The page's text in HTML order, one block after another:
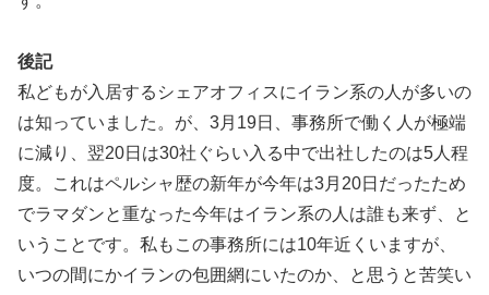
後記
私どもが入居するシェアオフィスにイラン系の人が多いの
は知っていました。が、3月19日、事務所で働く人が極端
に減り、翌20日は30社ぐらい入る中で出社したのは5人程
度。これはペルシャ歴の新年が今年は3月20日だったため
でラマダンと重なった今年はイラン系の人は誰も来ず、と
いうことです。私もこの事務所には10年近くいますが、
いつの間にかイランの包囲網にいたのか、と思うと苦笑い